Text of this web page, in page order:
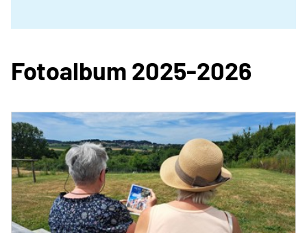
Fotoalbum 2025-2026